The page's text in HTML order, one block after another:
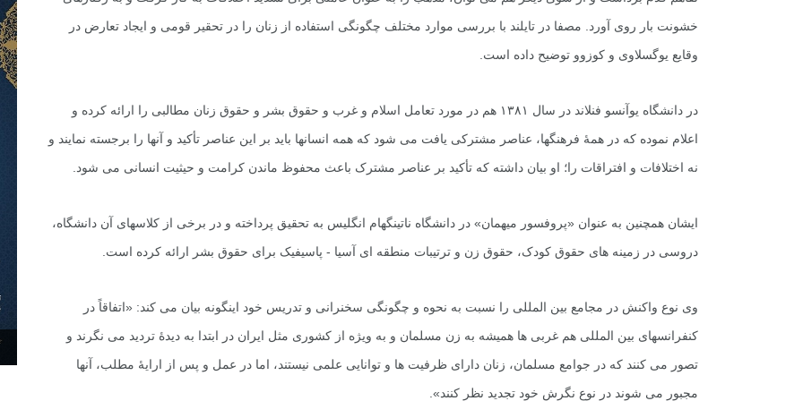
خشونت بار روى آورد. مصفا در تایلند با بررسى موارد مختلف چگونگى استفاده از زنان را در تحقیر قومى و ایجاد تعارض در
وقایع یوگسلاوى و کوزوو توضیح داده است.
در دانشگاه یوآنسو فنلاند در سال ۱۳۸۱ هم در مورد تعامل اسلام و غرب و حقوق بشر و حقوق زنان مطالبى را ارائه کرده و
اعلام نموده که در همۀ فرهنگها، عناصر مشترکى یافت مى شود که همه انسانها باید بر این عناصر تأکید و آنها را برجسته نمایند و
نه اختلافات و افتراقات را؛ او بیان داشته که تأکید بر عناصر مشترک باعث محفوظ ماندن کرامت و حیثیت انسانى مى شود.
ایشان همچنین به عنوان «پروفسور میهمان» در دانشگاه ناتینگهام انگلیس به تحقیق پرداخته و در برخى از کلاسهاى آن دانشگاه،
دروسى در زمینه هاى حقوق کودک، حقوق زن و ترتیبات منطقه اى آسیا - پاسیفیک براى حقوق بشر ارائه کرده است.
وى نوع واکنش در مجامع بین المللى را نسبت به نحوه و چگونگى سخنرانى و تدریس خود اینگونه بیان مى کند: «اتفاقاً در
کنفرانسهاى بین المللى هم غربی ها همیشه به زن مسلمان و به ویژه از کشورى مثل ایران در ابتدا به دیدۀ تردید مى نگرند و
تصور مى کنند که در جوامع مسلمان، زنان داراى ظرفیت ها و توانایى علمى نیستند، اما در عمل و پس از ارایۀ مطلب، آنها
مجبور مى شوند در نوع نگرش خود تجدید نظر کنند».
۳۰ آذر ۱۴۰۴ ۳۰ آذر ۱۴۰۴